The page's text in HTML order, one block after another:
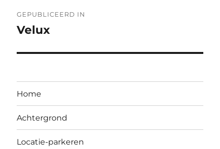
navigatie
GEPUBLICEERD IN
Velux
Home
Achtergrond
Locatie-parkeren